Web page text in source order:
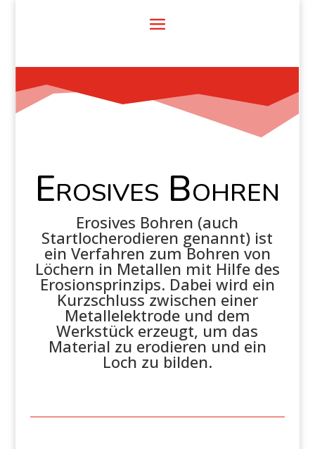
Erosives Bohren
Erosives Bohren (auch
Startlocherodieren genannt) ist
ein Verfahren zum Bohren von
Löchern in Metallen mit Hilfe des
Erosionsprinzips. Dabei wird ein
Kurzschluss zwischen einer
Metallelektrode und dem
Werkstück erzeugt, um das
Material zu erodieren und ein
Loch zu bilden.